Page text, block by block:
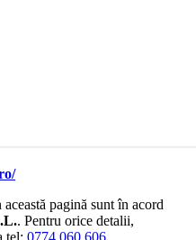
pagină sunt în acord
. Pentru orice detalii,